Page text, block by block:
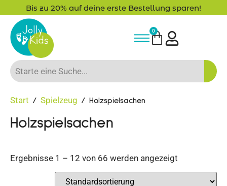
Bis zu 20% auf deine erste Bestellung sparen!
0
Start / Spielzeug / Holzspielsachen
Holzspielsachen
Ergebnisse 1 – 12 von 66 werden angezeigt